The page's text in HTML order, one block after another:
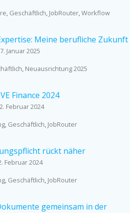
, Geschäftlich, JobRouter,Workflow
Meine berufliche Zukunft
7. Januar 2025
, Neuausrichtung 2025
Finance 2024
Februar 2024
, Geschäftlich, JobRouter
rückt näher
Februar 2024
, Geschäftlich, JobRouter
gemeinsam in der